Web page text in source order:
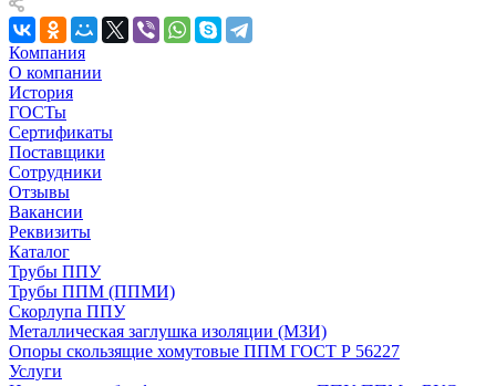
Компания
О компании
История
ГОСТы
Сертификаты
Поставщики
Сотрудники
Отзывы
Вакансии
Реквизиты
Каталог
Трубы ППУ
Трубы ППМ (ППМИ)
Скорлупа ППУ
Металлическая заглушка изоляции (МЗИ)
Опоры скользящие хомутовые ППМ ГОСТ Р 56227
Услуги